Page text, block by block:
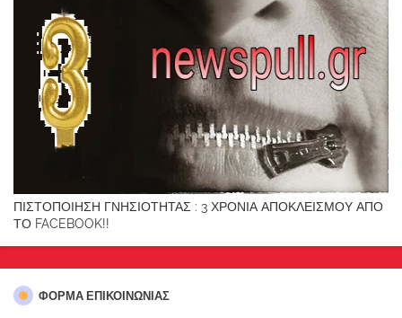
ΠΙΣΤΟΠΟΙΗΣΗ ΓΝΗΣΙΟΤΗΤΑΣ : 3 ΧΡΟΝΙΑ ΑΠΟΚΛΕΙΣΜΟΥ ΑΠΟ
ΤΟ FACEBOOK!!
ΦΌΡΜΑ ΕΠΙΚΟΙΝΩΝΊΑΣ